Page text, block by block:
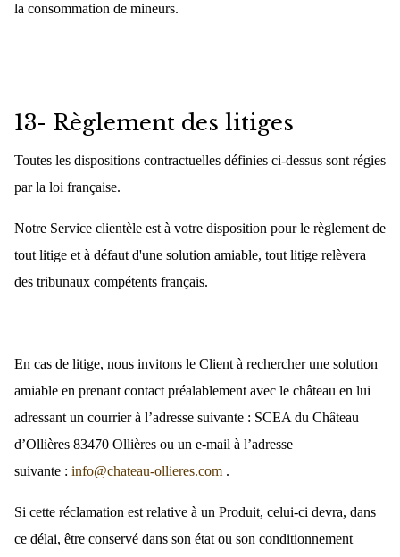
la consommation de mineurs.
13- Règlement des litiges
Toutes les dispositions contractuelles définies ci-dessus sont régies
par la loi française.
Notre Service clientèle est à votre disposition pour le règlement de
tout litige et à défaut d'une solution amiable, tout litige relèvera
des tribunaux compétents français.
En cas de litige, nous invitons le Client à rechercher une solution
amiable en prenant contact préalablement avec le château en lui
adressant un courrier à l’adresse suivante : SCEA du Château
d’Ollières 83470 Ollières ou un e-mail à l’adresse
suivante : info@chateau-ollieres.com .
Si cette réclamation est relative à un Produit, celui-ci devra, dans
ce délai, être conservé dans son état ou son conditionnement